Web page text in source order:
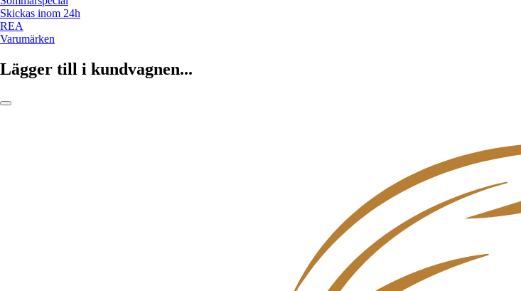
Skickas inom 24h
REA
Varumärken
Lägger till i kundvagnen...